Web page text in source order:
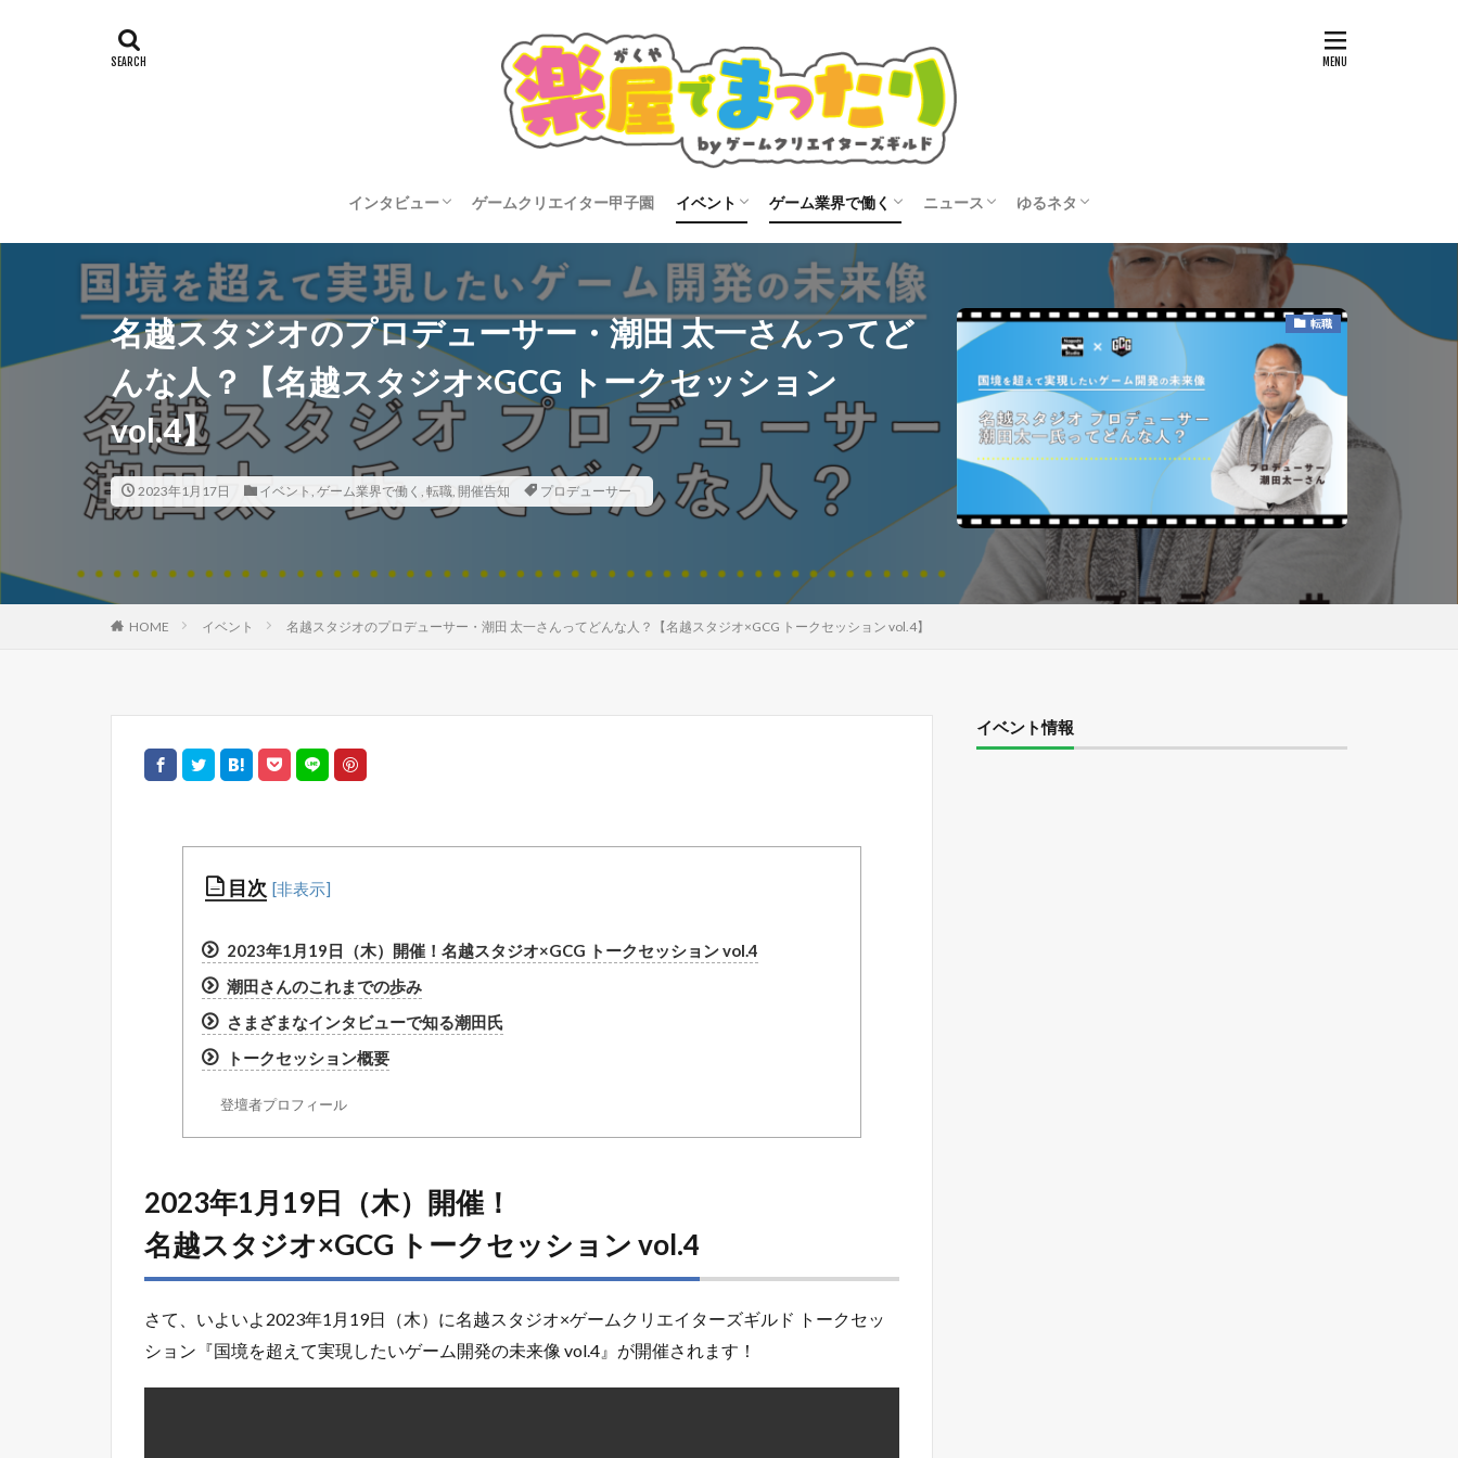
インタビュー
企業インタビュー
クリエイターインタビュー
ゲームクリエイター甲子園 イベント
開催告知
イベントレポート
ゲーム業界で働く
就活
転職
ニュース
コンテスト
ゆるネタ
配信・実況
ボードゲーム
編集部の部屋
名越スタジオのプロデューサー・潮田 太一さんってど
んな人？【名越スタジオ×GCG トークセッション
vol.4】
2023年1月17日 イベント , ゲーム業界で働く , 転職, 開催告知 プロデューサー
転職
HOME イベント 名越スタジオのプロデューサー・潮田 太一さんってどんな人？【名越スタジオ×GCG トークセッション vol.4】
目次
2023年1月19日（木）開催！名越スタジオ×GCG トークセッション vol.4
潮田さんのこれまでの歩み
さまざまなインタビューで知る潮田氏
トークセッション概要
登壇者プロフィール
2023年1月19日（木）開催！
名越スタジオ×GCG トークセッション vol.4
さて、いよいよ2023年1月19日（木）に名越スタジオ×ゲームクリエイターズギルド トークセッ
ション『国境を超えて実現したいゲーム開発の未来像 vol.4』が開催されます！
イベント情報